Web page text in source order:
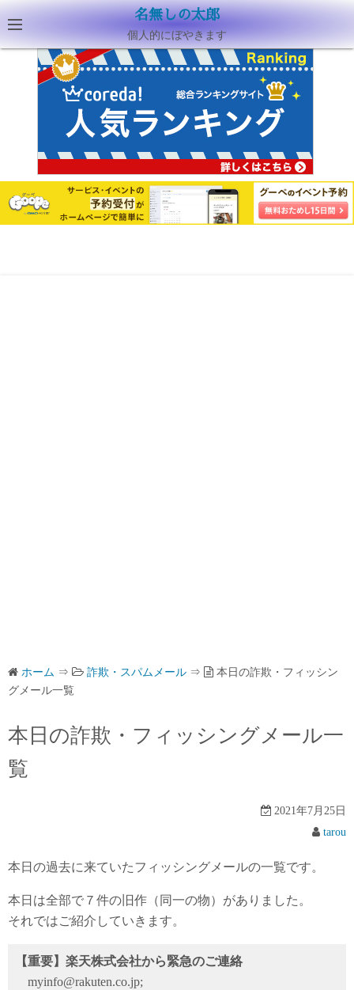
名無しの太郎
個人的にぼやきます
ホーム ⇒ 詐欺・スパムメール ⇒
本日の詐欺・フィッシン
グメール一覧
本日の詐欺・フィッシングメール一
覧
2021年7月25日
tarou
本日の過去に来ていたフィッシングメールの一覧です。
本日は全部で７件の旧作（同一の物）がありました。
それではご紹介していきます。
【重要】楽天株式会社から緊急のご連絡
myinfo@rakuten.co.jp;